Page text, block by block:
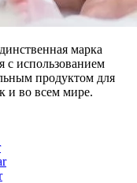
марка
с использованием
продуктом для
и во всем мире.